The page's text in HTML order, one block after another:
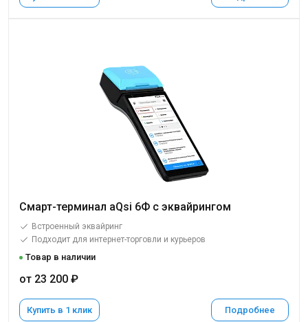
Смарт-терминал aQsi 6Ф с эквайрингом
Встроенный эквайринг
Подходит для интернет-торговли и курьеров
Товар в наличии
от 23 200 ₽
Купить в 1 клик Подробнее